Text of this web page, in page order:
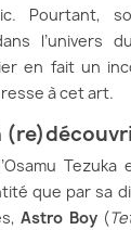
Pourtant,
l’univers
en fait un
à cet art.
Tezuka
que par sa
Astro Boy(